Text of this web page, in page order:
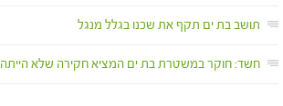
תושב בת ים תקף את שכנו בגלל מנגל
חשד: חוקר במשטרת בת ים המציא חקירה שלא הייתה